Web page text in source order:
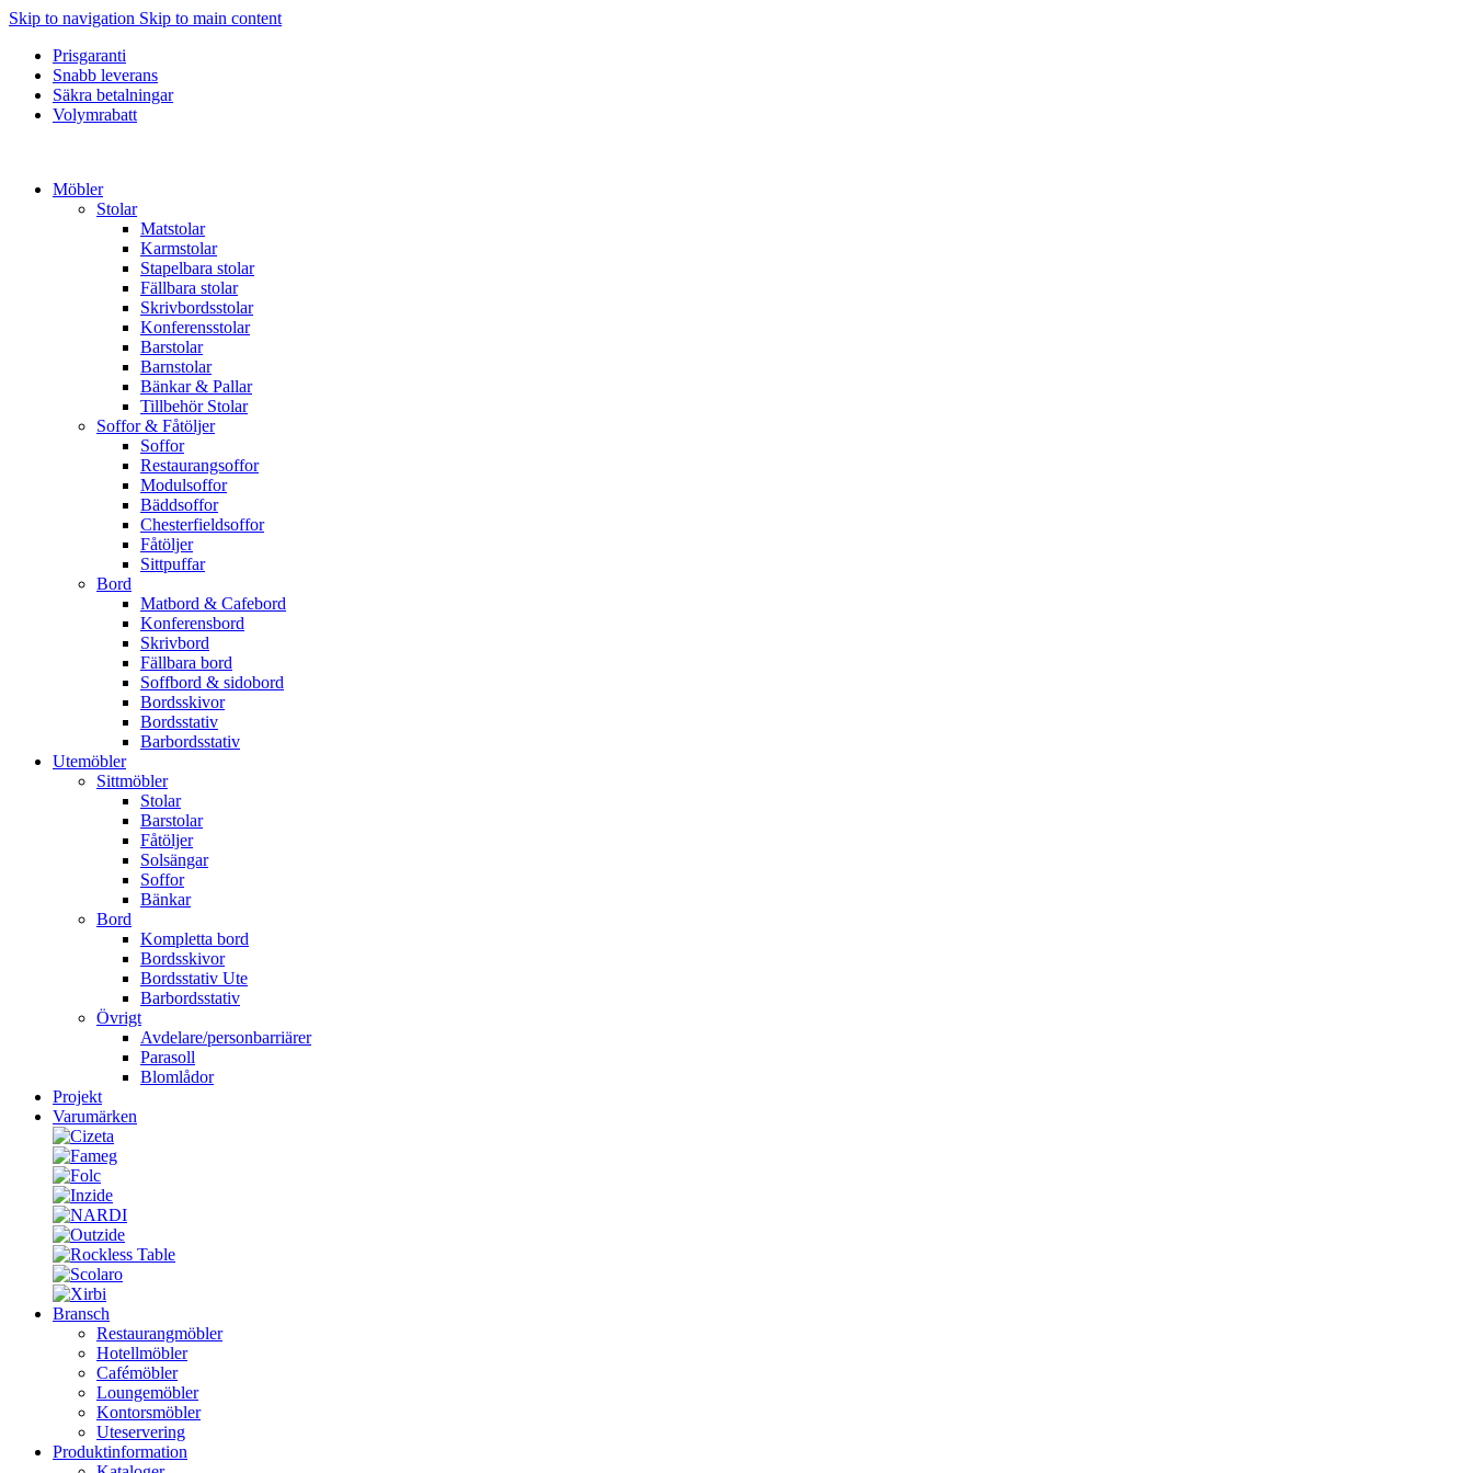
Skip to navigation Skip to main content
Prisgaranti
Snabb leverans
Säkra betalningar
Volymrabatt
Möbler
Stolar
Matstolar
Karmstolar
Stapelbara stolar
Fällbara stolar
Skrivbordsstolar
Konferensstolar
Barstolar
Barnstolar
Bänkar & Pallar
Tillbehör Stolar
Soffor & Fåtöljer
Soffor
Restaurangsoffor
Modulsoffor
Bäddsoffor
Chesterfieldsoffor
Fåtöljer
Sittpuffar
Bord
Matbord & Cafebord
Konferensbord
Skrivbord
Fällbara bord
Soffbord & sidobord
Bordsskivor
Bordsstativ
Barbordsstativ
Utemöbler
Sittmöbler
Stolar
Barstolar
Fåtöljer
Solsängar
Soffor
Bänkar
Bord
Kompletta bord
Bordsskivor
Bordsstativ Ute
Barbordsstativ
Övrigt
Avdelare/personbarriärer
Parasoll
Blomlådor
Projekt
Varumärken
Bransch
Restaurangmöbler
Hotellmöbler
Cafémöbler
Loungemöbler
Kontorsmöbler
Uteservering
Produktinformation